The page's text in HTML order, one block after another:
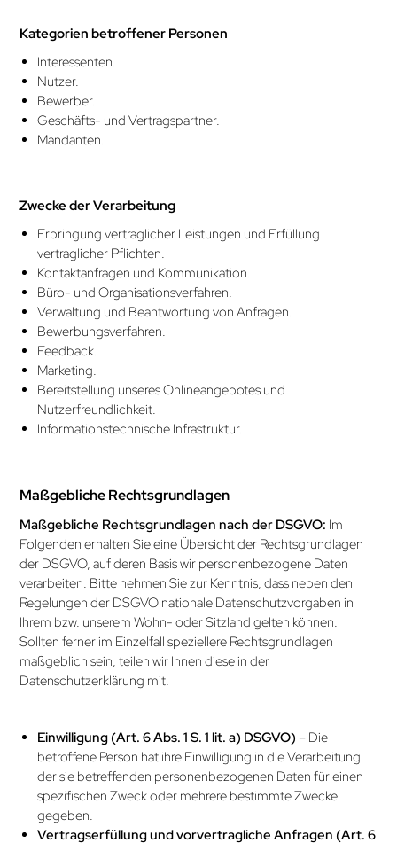
Kategorien betroffener Personen
Interessenten.
Nutzer.
Bewerber.
Geschäfts- und Vertragspartner.
Mandanten.
Zwecke der Verarbeitung
Erbringung vertraglicher Leistungen und Erfüllung
vertraglicher Pflichten.
Kontaktanfragen und Kommunikation.
Büro- und Organisations­verfahren.
Verwaltung und Beantwortung von Anfragen.
Bewerbungsverfahren.
Feedback.
Marketing.
Bereitstellung unseres Onlineangebotes und
Nutzerfreundlichkeit.
Informationstechnische Infrastruktur.
Maßgebliche Rechtsgrundlagen
Maßgebliche Rechtsgrundlagen nach der DSGVO: Im
Folgenden erhalten Sie eine Übersicht der Rechtsgrundlagen
der DSGVO, auf deren Basis wir personenbezogene Daten
verarbeiten. Bitte nehmen Sie zur Kenntnis, dass neben den
Regelungen der DSGVO nationale Datenschutzvorgaben in
Ihrem bzw. unserem Wohn- oder Sitzland gelten können.
Sollten ferner im Einzelfall speziellere Rechtsgrundlagen
maßgeblich sein, teilen wir Ihnen diese in der
Datenschutzerklärung mit.
Einwilligung (Art. 6 Abs. 1 S. 1 lit. a) DSGVO) – Die
betroffene Person hat ihre Einwilligung in die Verarbeitung
der sie betreffenden personenbezogenen Daten für einen
spezifischen Zweck oder mehrere bestimmte Zwecke
gegeben.
Vertragserfüllung und vorvertragliche Anfragen (Art. 6